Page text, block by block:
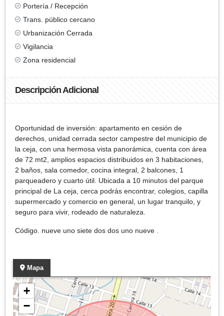
Portería / Recepción
Trans. público cercano
Urbanización Cerrada
Vigilancia
Zona residencial
Descripción Adicional
Oportunidad de inversión: apartamento en cesión de
derechos, unidad cerrada sector campestre del municipio de
la ceja, con una hermosa vista panorámica, cuenta con área
de 72 mt2, amplios espacios distribuidos en 3 habitaciones,
2 baños, sala comedor, cocina integral, 2 balcones, 1
parqueadero y cuarto útil. Ubicada a 10 minutos del parque
principal de La ceja, cerca podrás encontrar, colegios, capilla
supermercado y comercio en general, un lugar tranquilo, y
seguro para vivir, rodeado de naturaleza.
Código. nueve uno siete dos dos uno nueve .
Mapa
+
−